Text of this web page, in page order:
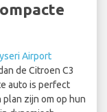
Airport
de Citroen C3
auto is perfect
zijn om op hun